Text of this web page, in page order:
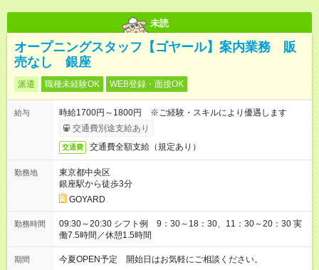
未読
オープニングスタッフ【ゴヤール】案内業務 販
売なし 銀座
派遣 職種未経験OK WEB登録・面接OK
給与
時給1700円～1800円 ※ご経験・スキルにより優遇します
交通費別途支給あり
交通費 交通費全額支給（規定あり）
勤務地
東京都中央区
銀座駅から徒歩3分
GOYARD
勤務時間
09:30～20:30 シフト例 9：30～18：30、11：30～20：30 実
働7.5時間／休憩1.5時間
期間 今夏OPEN予定 開始日はお気軽にご相談ください。